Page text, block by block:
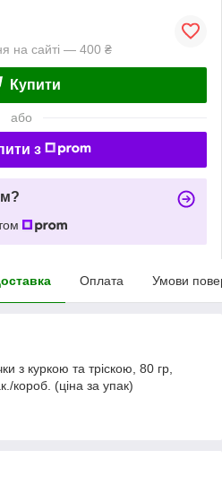
на сайті — 400 ₴
Купити
або
з
Оплата Умови
з куркою та тріскою, 80 гр,
короб. (ціна за упак)